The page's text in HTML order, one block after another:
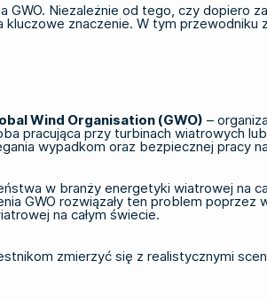
Niezależnie od tego, czy dopiero
znaczenie. W tym przewodniku
Wind Organisation (GWO) –
pracująca przy turbinach wiatrowych
wypadkom oraz bezpiecznej pracy
w branży energetyki wiatrowej na
GWO rozwiązały ten problem poprzez
na całym świecie.
zmierzyć się z realistycznymi